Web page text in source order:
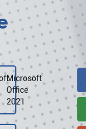
Microsoft
Office
2021